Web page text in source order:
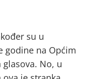
su u
godine na Općim
No, u